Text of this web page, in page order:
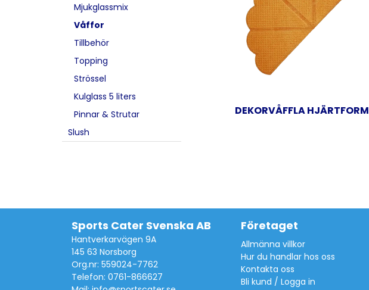
Mjukglassmix
Våffor
Tillbehör
Topping
Strössel
Kulglass 5 liters
Pinnar & Strutar
Slush
DEKORVÅFFLA HJÄRTFORM
Sports Cater Svenska AB
Hantverkarvägen 9A
145 63 Norsborg
Org.nr: 559024-7762
Telefon: 0761-866627
Företaget
Allmänna villkor
Hur du handlar hos oss
Kontakta oss
Bli kund / Logga in